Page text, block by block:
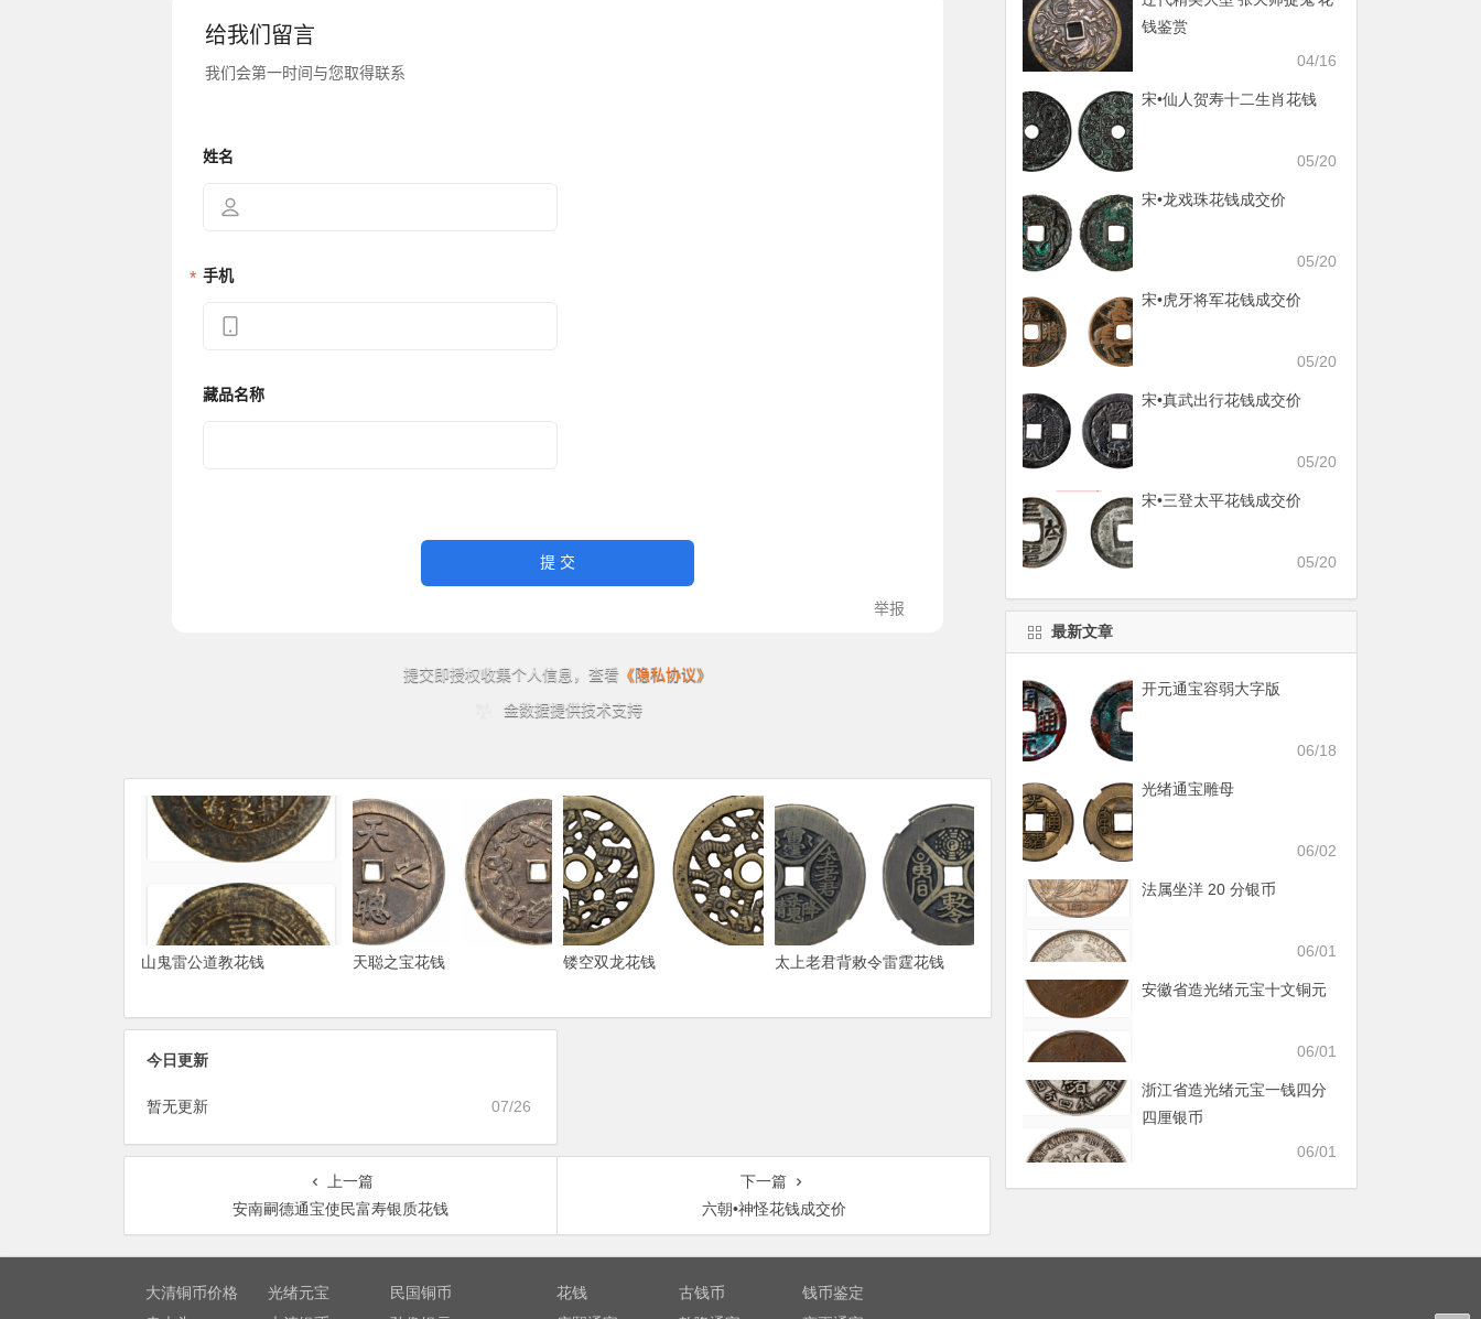
山鬼雷公道教花钱 天聪之宝花钱 镂空双龙花钱 太上老君背敕令雷霆花钱
今日更新
07/26
暂无更新
上一篇
安南嗣德通宝使民富寿银质花钱
下一篇
六朝•神怪花钱成交价
钱鉴赏
04/16
宋•仙人贺寿十二生肖花钱
05/20
宋•龙戏珠花钱成交价
05/20
宋•虎牙将军花钱成交价
05/20
宋•真武出行花钱成交价
05/20
宋•三登太平花钱成交价
05/20
最新文章
开元通宝容弱大字版
06/18
光绪通宝雕母
06/02
法属坐洋 20 分银币
06/01
安徽省造光绪元宝十文铜元
06/01
浙江省造光绪元宝一钱四分
四厘银币
06/01
大清铜币价格 光绪元宝
民国铜币
花钱 古钱币
钱币鉴定